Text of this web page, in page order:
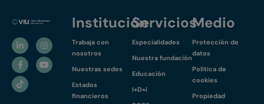
Institución
Trabaja con
nosotros
Nuestras sedes
Estados
financieros
Servicios
Especialidades
Nuestra fundación
Educación
I+D+i
Medio
Protección de
datos
Política de
cookies
Propiedad